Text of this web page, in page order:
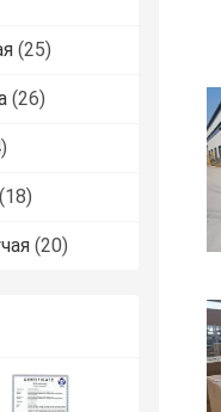
(25)
(26)
(18)
(20)